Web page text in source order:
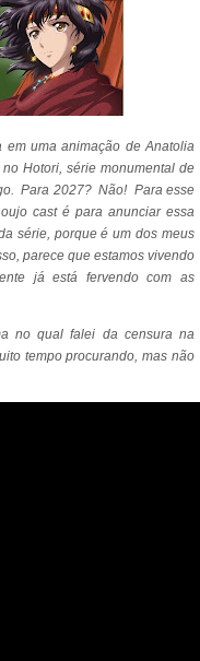
uma animação de Anatolia
Hotori, série monumental de
Para 2027? Não! Para esse
cast é para anunciar essa
série, porque é um dos meus
parece que estamos vivendo
já está fervendo com as
no qual falei da censura na
tempo procurando, mas não